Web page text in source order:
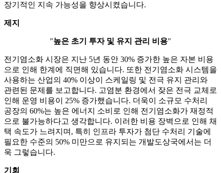
장기적인 지속 가능성을 향상시켰습니다.
제지
"높은 초기 투자 및 유지 관리 비용"
전기염소화 시장은 지난 5년 동안 30% 증가한 높은 자본 비용
으로 인해 한계에 직면해 있습니다. 또한 전기염소화 시스템을
사용하는 산업의 40% 이상이 스케일링 및 전극 유지 관리와
관련된 문제를 보고합니다. 고염분 환경에서 잦은 전극 교체로
​​인해 운영 비용이 25% 증가했습니다. 더욱이 소규모 수처리
공장의 60%는 높은 에너지 소비로 인해 전기염소화가 재정적
으로 불가능하다고 생각합니다. 이러한 비용 장벽으로 인해 채
택 속도가 느려지며, 특히 인프라 투자가 첨단 수처리 기술에
필요한 수준의 50% 미만으로 유지되는 개발도상국에서는 더
욱 그렇습니다.
기회